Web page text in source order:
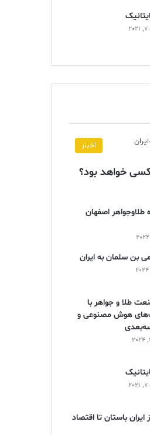
اخبار
خواهد بود؟
طلاوجواهر اصفهان
بن سلمان به ایران
طلا و جواهر با
هوش مصنوعی و
ایران باستان تا اقتصاد